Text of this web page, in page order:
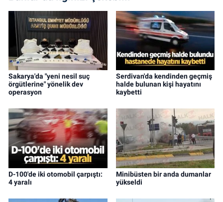
Sakarya'da "yeni nesil suç
örgütlerine" yönelik dev
operasyon
Serdivan'da kendinden geçmiş
halde bulunan kişi hayatını
kaybetti
D-100'de iki otomobil çarpıştı:
4 yaralı
Minibüsten bir anda dumanlar
yükseldi